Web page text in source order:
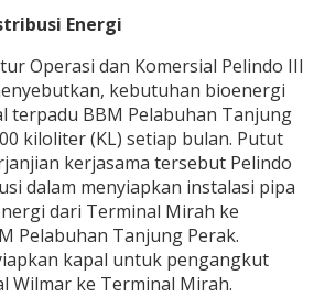
Energi
Operasi dan Komersial Pelindo III
kebutuhan bioenergi
terpadu BBM Pelabuhan Tanjung
kiloliter (KL) setiap bulan. Putut
kerjasama tersebut Pelindo
dalam menyiapkan instalasi pipa
dari Terminal Mirah ke
Pelabuhan Tanjung Perak.
kapal untuk pengangkut
Wilmar ke Terminal Mirah.